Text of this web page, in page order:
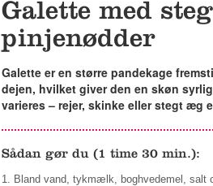
Galette med
pinjenødder
Galette er en større pandekage
dejen, hvilket giver den en skøn
varieres – rejer, skinke eller stegt æg
Sådan gør du (1 time 30 min.):
1.
Bland vand, tykmælk, boghvedemel, salt